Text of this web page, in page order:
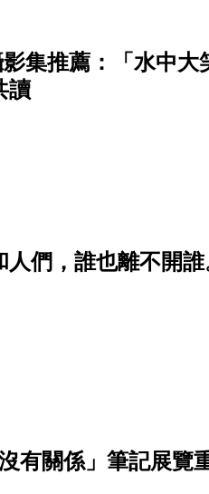
集推薦：「水中
讀
人們，誰也離不
有關係」筆記展覽